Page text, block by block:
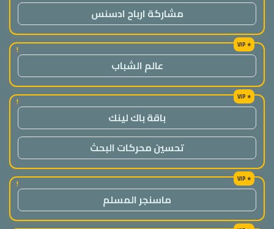
مشاركة ارباح ادسنس
!
عالم الشباب
!
باقة باك لينك
تحسين محركات البحث
!
ماسنجر المسلم